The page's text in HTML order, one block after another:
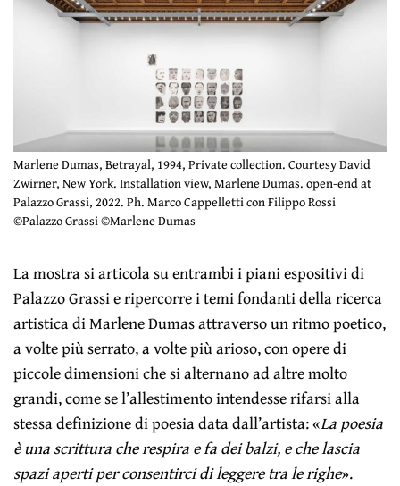
Marlene Dumas, Betrayal, 1994, Private collection. Courtesy David
Zwirner, New York. Installation view, Marlene Dumas. open-end at
Palazzo Grassi, 2022. Ph. Marco Cappelletti con Filippo Rossi
©Palazzo Grassi ©Marlene Dumas
La mostra si articola su entrambi i piani espositivi di
Palazzo Grassi e ripercorre i temi fondanti della ricerca
artistica di Marlene Dumas attraverso un ritmo poetico,
a volte più serrato, a volte più arioso, con opere di
piccole dimensioni che si alternano ad altre molto
grandi, come se l’allestimento intendesse rifarsi alla
stessa definizione di poesia data dall’artista: «La poesia
è una scrittura che respira e fa dei balzi, e che lascia
spazi aperti per consentirci di leggere tra le righe».